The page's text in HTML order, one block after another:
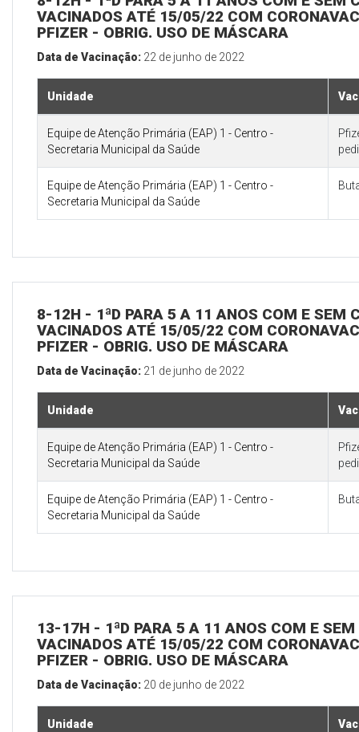
VACINADOS ATÉ 15/05/22 COM
PFIZER - OBRIG. USO DE MÁSCARA
Data de Vacinação: 22 de junho de 2022
Unidade
Equipe de Atenção Primária (EAP) 1 - Centro -
Secretaria Municipal da Saúde
Equipe de Atenção Primária (EAP) 1 - Centro -
Secretaria Municipal da Saúde
8-12H - 1ªD PARA 5 A 11 ANOS COM E SEM
VACINADOS ATÉ 15/05/22 COM
PFIZER - OBRIG. USO DE MÁSCARA
Data de Vacinação: 21 de junho de 2022
Unidade
Equipe de Atenção Primária (EAP) 1 - Centro -
Secretaria Municipal da Saúde
Equipe de Atenção Primária (EAP) 1 - Centro -
Secretaria Municipal da Saúde
13-17H - 1ªD PARA 5 A 11 ANOS COM E SEM
VACINADOS ATÉ 15/05/22 COM
PFIZER - OBRIG. USO DE MÁSCARA
Data de Vacinação: 20 de junho de 2022
Unidade